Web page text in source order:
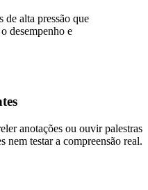
de alta pressão que
desempenho e
anotações ou ouvir palestras
nem testar a compreensão real.